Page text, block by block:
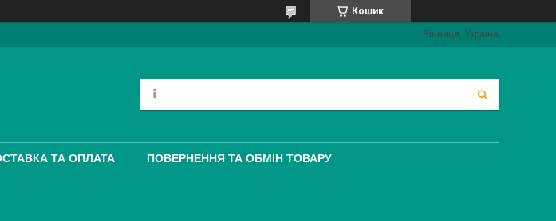
Кошик
Вінниця, Україна
ТА ОПЛАТА ПОВЕРНЕННЯ ТА ОБМІН ТОВАРУ